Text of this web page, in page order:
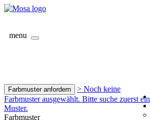
menu
Farbmuster anfordern
> Noch keine
Farbmuster ausgewählt. Bitte suche zuerst ein
Muster.
Farbmuster